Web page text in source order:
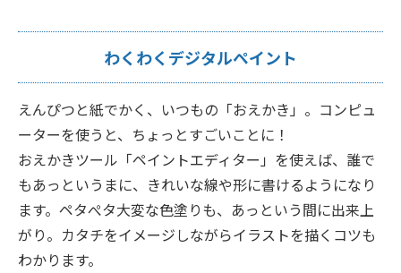
わくわくデジタルペイント
えんぴつと紙でかく、いつもの「おえかき」。コンピュ
ーターを使うと、ちょっとすごいことに！
おえかきツール「ペイントエディター」を使えば、誰で
もあっというまに、きれいな線や形に書けるようになり
ます。ペタぺタ大変な色塗りも、あっという間に出来上
がり。カタチをイメージしながらイラストを描くコツも
わかります。